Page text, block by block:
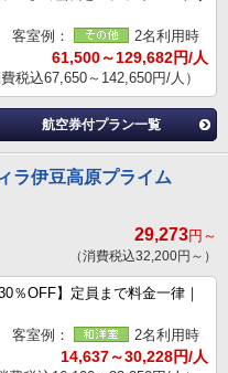
客室例：
2名利用時
61,500～129,682円/人
費税込67,650～142,650円/人）
航空券付プラン一覧
伊豆高原プライム
29,273円～
（消費税込32,200円～）
％OFF】定員まで料金一律｜
客室例：
2名利用時
14,637～30,228円/人